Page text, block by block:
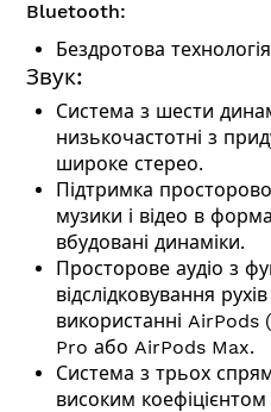
Bluetooth:
Бездротова
Звук:
Система з шести
низькочастотні з
широке стерео.
Підтримка
музики і відео в
вбудовані динаміки.
Просторове аудіо з
відслідковування
використанні AirPods
Pro або AirPods Max.
Система з трьох
високим